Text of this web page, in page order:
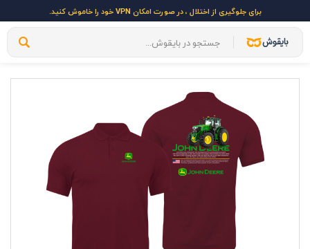
برای جلوگیری از اختلال ، در صورت امکان VPN خود را خاموش کنید.